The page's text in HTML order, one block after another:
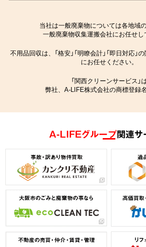
当社は一般廃棄物については各地域
一般廃棄物収集運搬会社にお任せし
不用品回収は、「格安」「明瞭会計」「即日対応
にお任せください。
「関西クリーンサービス」
弊社、A-LIFE株式会社の商標登録名
A-LIFEグループ関連サ